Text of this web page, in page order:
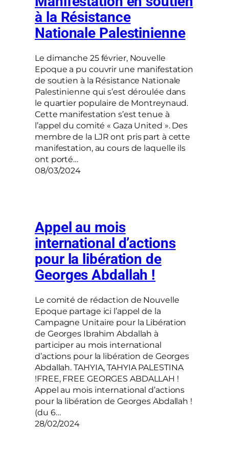
à la Résistance
Nationale Palestinienne
Le dimanche 25 février, Nouvelle
Epoque a pu couvrir une manifestation
de soutien à la Résistance Nationale
Palestinienne qui s’est déroulée dans
le quartier populaire de Montreynaud.
Cette manifestation s’est tenue à
l’appel du comité « Gaza United ». Des
membre de la LJR ont pris part à cette
manifestation, au cours de laquelle ils
ont porté…
08/03/2024
Appel au mois
international d’actions
pour la libération de
Georges Abdallah !
Le comité de rédaction de Nouvelle
Epoque partage ici l’appel de la
Campagne Unitaire pour la Libération
de Georges Ibrahim Abdallah à
participer au mois international
d’actions pour la libération de Georges
Abdallah. TAHYIA, TAHYIA PALESTINA
!FREE, FREE GEORGES ABDALLAH !
Appel au mois international d’actions
pour la libération de Georges Abdallah !
(du 6…
28/02/2024